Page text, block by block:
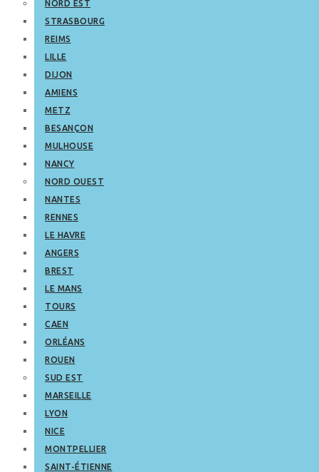
NORD EST
STRASBOURG
REIMS
LILLE
DIJON
AMIENS
METZ
BESANÇON
MULHOUSE
NANCY
NORD OUEST
NANTES
RENNES
LE HAVRE
ANGERS
BREST
LE MANS
TOURS
CAEN
ORLÉANS
ROUEN
SUD EST
MARSEILLE
LYON
NICE
MONTPELLIER
SAINT-ÉTIENNE